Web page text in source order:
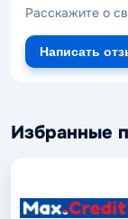
Расскажите о
Написать
Избранные